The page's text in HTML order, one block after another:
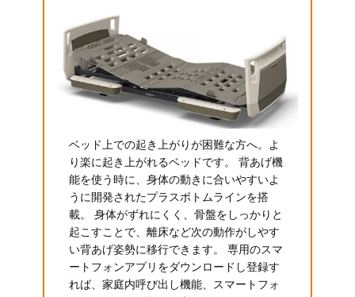
ベッド上での起き上がりが困難な方へ。よ
り楽に起き上がれるベッドです。 背あげ機
能を使う時に、身体の動きに合いやすいよ
うに開発されたプラスボトムラインを搭
載。 身体がずれにくく、骨盤をしっかりと
起こすことで、離床など次の動作がしやす
い背あげ姿勢に移行できます。 専用のスマ
ートフォンアプリをダウンロードし登録す
れば、家庭内呼び出し機能、スマートフォ